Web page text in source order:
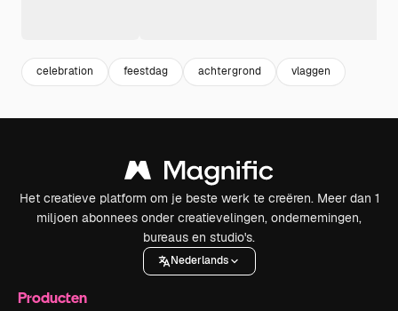
celebration feestdag achtergrond vlaggen
Het creatieve platform om je beste werk te creëren. Meer dan 1
miljoen abonnees onder creatievelingen, ondernemingen,
bureaus en studio's.
Nederlands
Producten